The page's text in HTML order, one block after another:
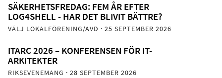
SÄKERHETSFREDAG: FEM ÅR EFTER
LOG4SHELL - HAR DET BLIVIT BÄTTRE?
VÄLJ LOKALFÖRENING/AVD · 25 SEPTEMBER 2026
ITARC 2026 – KONFERENSEN FÖR IT-
ARKITEKTER
RIKSEVENEMANG · 28 SEPTEMBER 2026